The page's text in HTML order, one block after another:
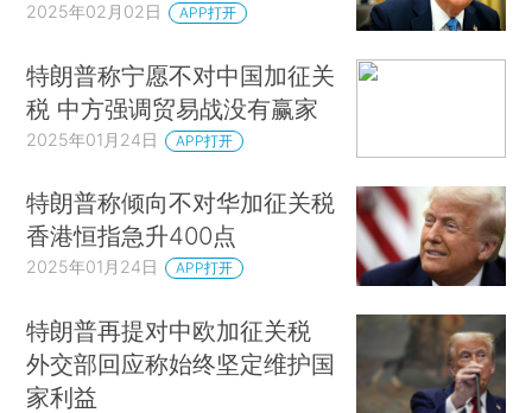
2025年02月02日 APP打开
特朗普称宁愿不对中国加征关
税 中方强调贸易战没有赢家
2025年01月24日 APP打开
特朗普称倾向不对华加征关税
香港恒指急升400点
2025年01月24日 APP打开
特朗普再提对中欧加征关税
外交部回应称始终坚定维护国
家利益